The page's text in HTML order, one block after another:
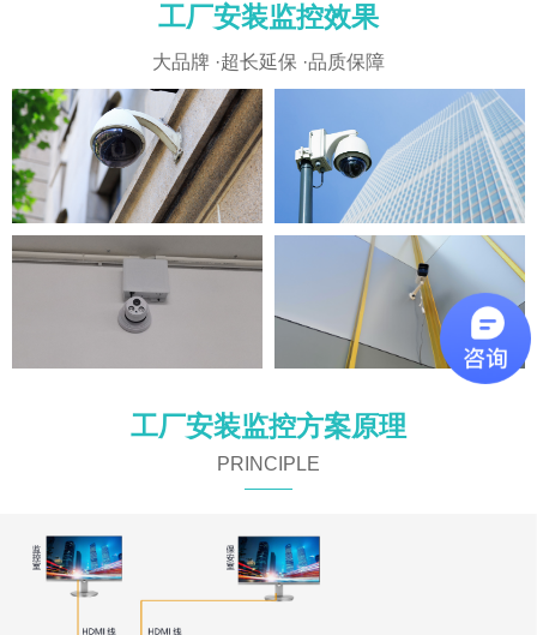
施工现场
工厂安装监控效果
大品牌 ·超长延保 ·品质保障
监控效果 监控效果
工厂安装监控方案原理
PRINCIPLE